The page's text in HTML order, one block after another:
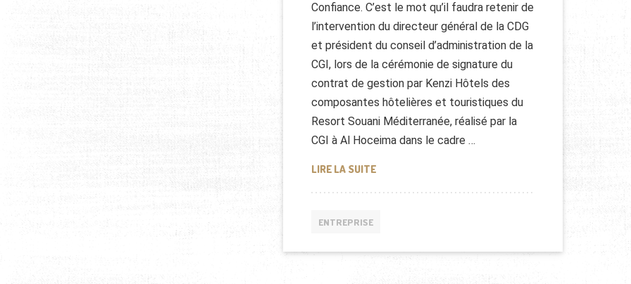
Confiance. C’est le mot qu’il faudra retenir de
l’intervention du directeur général de la CDG
et président du conseil d’administration de la
CGI, lors de la cérémonie de signature du
contrat de gestion par Kenzi Hôtels des
composantes hôtelières et touristiques du
Resort Souani Méditerranée, réalisé par la
CGI à Al Hoceima dans le cadre …
LIRE LA SUITEKENZI HÔTELS AU MAROC
ENTREPRISE